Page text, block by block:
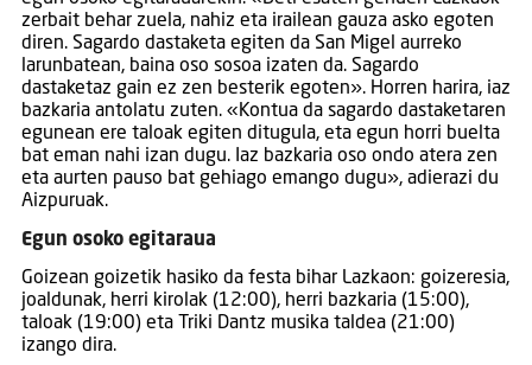
zerbait behar zuela, nahiz eta irailean gauza asko egoten
diren. Sagardo dastaketa egiten da San Migel aurreko
larunbatean, baina oso sosoa izaten da. Sagardo
dastaketaz gain ez zen besterik egoten». Horren harira, iaz
bazkaria antolatu zuten. «Kontua da sagardo dastaketaren
egunean ere taloak egiten ditugula, eta egun horri buelta
bat eman nahi izan dugu. Iaz bazkaria oso ondo atera zen
eta aurten pauso bat gehiago emango dugu», adierazi du
Aizpuruak.
Egun osoko egitaraua
Goizean goizetik hasiko da festa bihar Lazkaon: goizeresia,
joaldunak, herri kirolak (12:00), herri bazkaria (15:00),
taloak (19:00) eta Triki Dantz musika taldea (21:00)
izango dira.